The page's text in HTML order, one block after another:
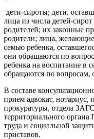
дети-сироты; дети,
лица из числа детей-
родителей; их законные
родители; лица,
семью ребенка,
они обращаются по
ребенка на воспитание в
обращаются по вопросам,
В составе
прием адвокат, нотариус,
прокуратуры, отдела
территориального
труда и социальной
приставов.